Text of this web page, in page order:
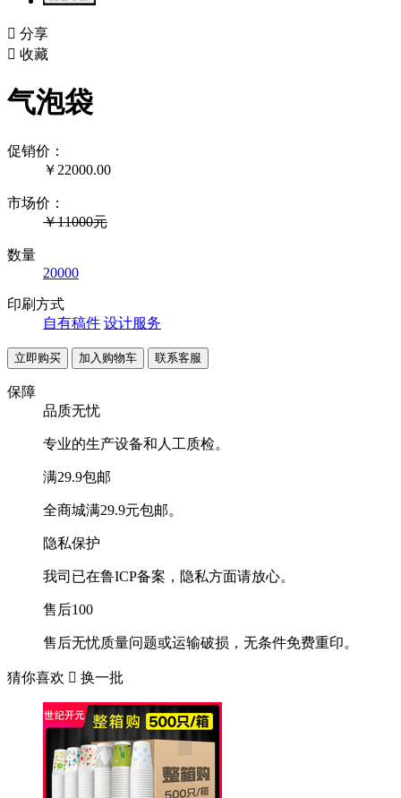
 分享
 收藏
气泡袋
促销价：
￥ 22000.00
市场价：
￥11000元
数量
20000
印刷方式
自有稿件 设计服务
联系客服
保障
品质无忧
专业的生产设备和人工质检。
满29.9包邮
全商城满29.9元包邮。
隐私保护
我司已在鲁ICP备案，隐私方面请放心。
售后100
售后无忧质量问题或运输破损，无条件免费重印。
猜你喜欢  换一批